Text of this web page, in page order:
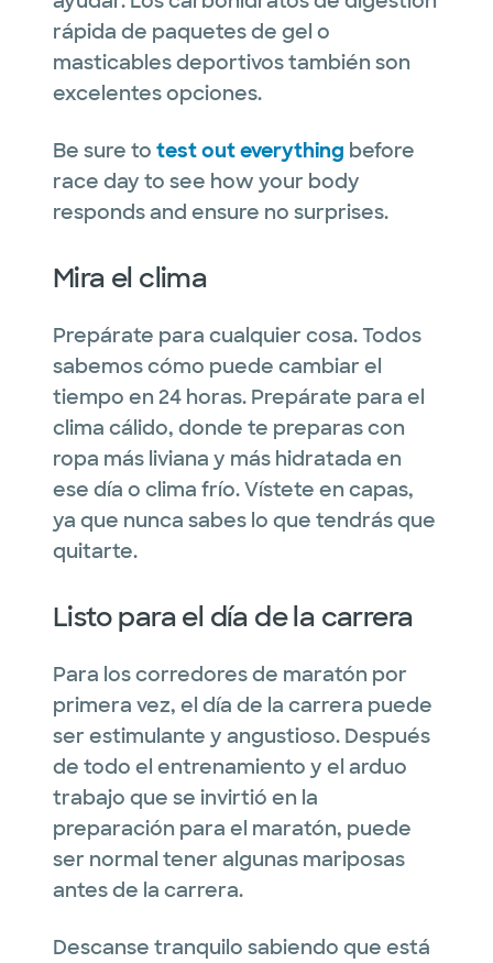
rápida de paquetes de gel o
masticables deportivos también son
excelentes opciones.
Be sure to test out everything before
race day to see how your body
responds and ensure no surprises.
Mira el clima
Prepárate para cualquier cosa. Todos
sabemos cómo puede cambiar el
tiempo en 24 horas. Prepárate para el
clima cálido, donde te preparas con
ropa más liviana y más hidratada en
ese día o clima frío. Vístete en capas,
ya que nunca sabes lo que tendrás que
quitarte.
Listo para el día de la carrera
Para los corredores de maratón por
primera vez, el día de la carrera puede
ser estimulante y angustioso. Después
de todo el entrenamiento y el arduo
trabajo que se invirtió en la
preparación para el maratón, puede
ser normal tener algunas mariposas
antes de la carrera.
Descanse tranquilo sabiendo que está